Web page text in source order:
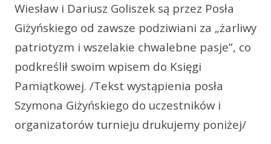
Wiesław i Dariusz Goliszek są przez Posła
Giżyńskiego od zawsze podziwiani za „żarliwy
patriotyzm i wszelakie chwalebne pasje”, co
podkreślił swoim wpisem do Księgi
Pamiątkowej. /Tekst wystąpienia posła
Szymona Giżyńskiego do uczestników i
organizatorów turnieju drukujemy poniżej/